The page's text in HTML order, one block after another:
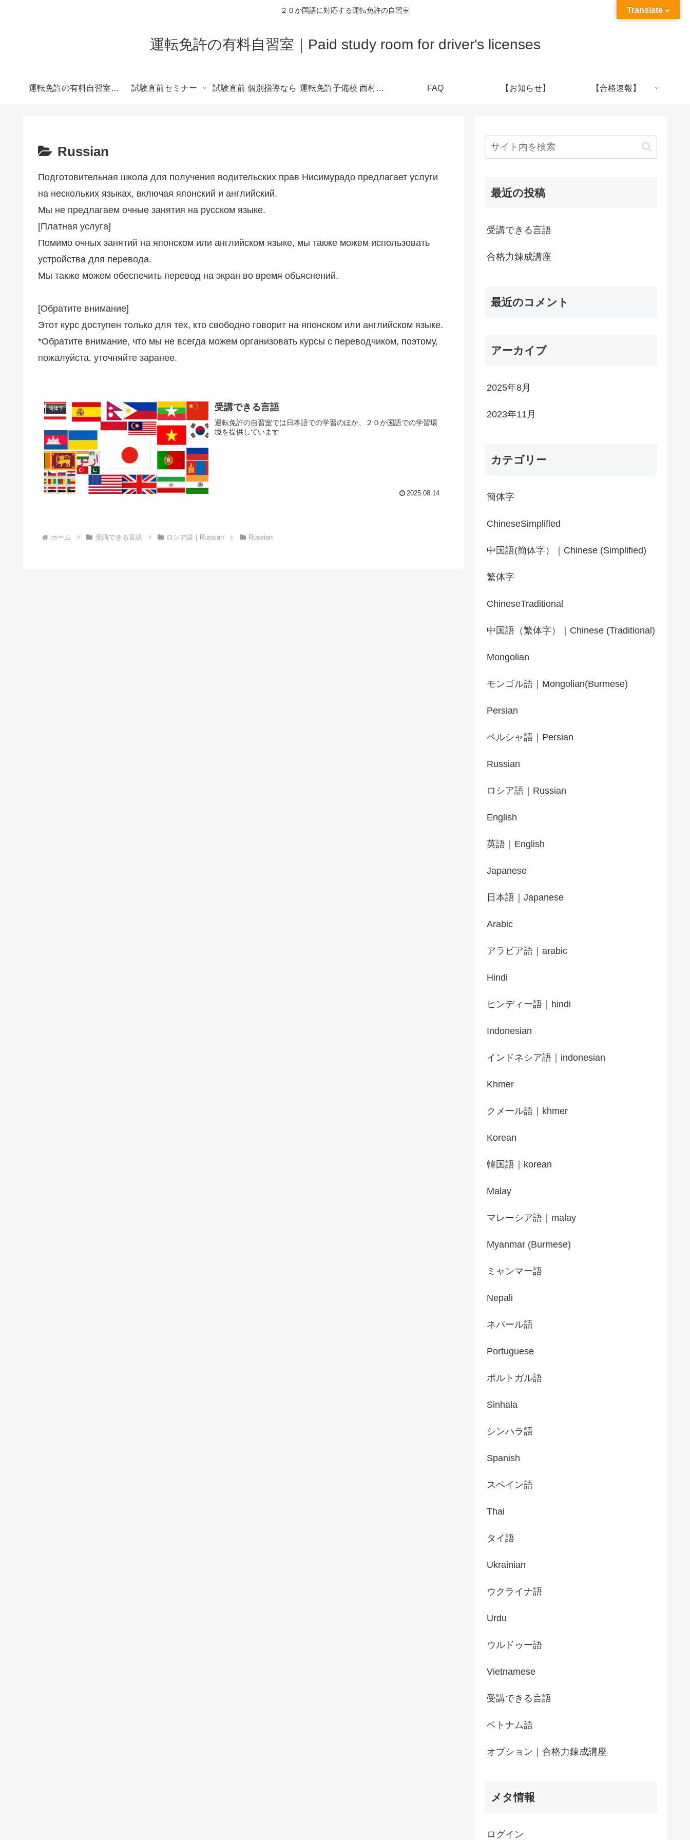
２０か国語に対応する運転免許の自習室
運転免許の有料自習室｜Paid study room for driver's licenses
運転免許の有料自習室 – 各免許対応 – 試験直前セミナー 試験直前 個別指導なら 運転免許予備校 西村堂公式ホームページ FAQ 【お知らせ】 【合格速報】
Russian
Подготовительная школа для получения водительских прав Нисимурадо предлагает услуги
на нескольких языках, включая японский и английский.
Мы не предлагаем очные занятия на русском языке.
[Платная услуга]
Помимо очных занятий на японском или английском языке, мы также можем использовать
устройства для перевода.
Мы также можем обеспечить перевод на экран во время объяснений.
[Обратите внимание]
Этот курс доступен только для тех, кто свободно говорит на японском или английском языке.
*Обратите внимание, что мы не всегда можем организовать курсы с переводчиком, поэтому,
пожалуйста, уточняйте заранее.
簡体字 受講できる言語
運転免許の自習室では日本語での学習のほか、２０か国語での学習環
境を提供しています
2025.08.14
ホーム 受講できる言語 ロシア語｜Russian Russian
最近の投稿
受講できる言語
合格力錬成講座
最近のコメント
アーカイブ
2025年8月
2023年11月
カテゴリー
簡体字
ChineseSimplified
中国語(簡体字）｜Chinese (Simplified)
繁体字
ChineseTraditional
中国語（繁体字）｜Chinese (Traditional)
Mongolian
モンゴル語｜Mongolian(Burmese)
Persian
ペルシャ語｜Persian
Russian
ロシア語｜Russian
English
英語｜English
Japanese
日本語｜Japanese
Arabic
アラビア語｜arabic
Hindi
ヒンディー語｜hindi
Indonesian
インドネシア語｜indonesian
Khmer
クメール語｜khmer
Korean
韓国語｜korean
Malay
マレーシア語｜malay
Myanmar (Burmese)
ミャンマー語
Nepali
ネパール語
Portuguese
ポルトガル語
Sinhala
シンハラ語
Spanish
スペイン語
Thai
タイ語
Ukrainian
ウクライナ語
Urdu
ウルドゥー語
Vietnamese
受講できる言語
ベトナム語
オプション｜合格力錬成講座
メタ情報
ログイン
Translate »